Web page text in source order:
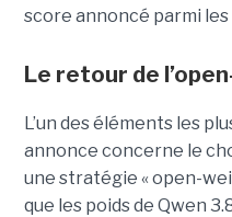
score annoncé parmi
Le retour de
L’un des éléments les
annonce concerne le
une stratégie « open-
que les poids de Qwen